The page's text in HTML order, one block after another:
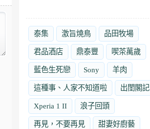
泰集 激旨燒鳥 品田牧場
君品酒店 鼎泰豐 喫茶萬歲
藍色生死戀 Sony 羊肉
這種事、人家不知道啦 出閨閣記
Xperia 1 II 浪子回頭
再見，不要再見 甜妻好廚藝